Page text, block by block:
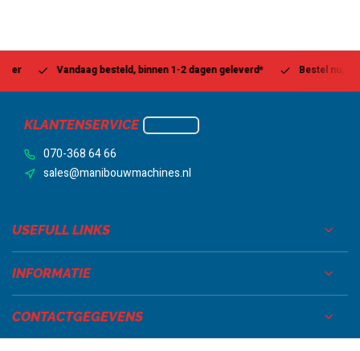
Vandaag besteld, binnen 1-2 dagen geleverd* Bestel nu, betaal
KLANTENSERVICE
070-368 64 66
sales@manibouwmachines.nl
USEFULL LINKS
INFORMATIE
CONTACTGEGEVENS